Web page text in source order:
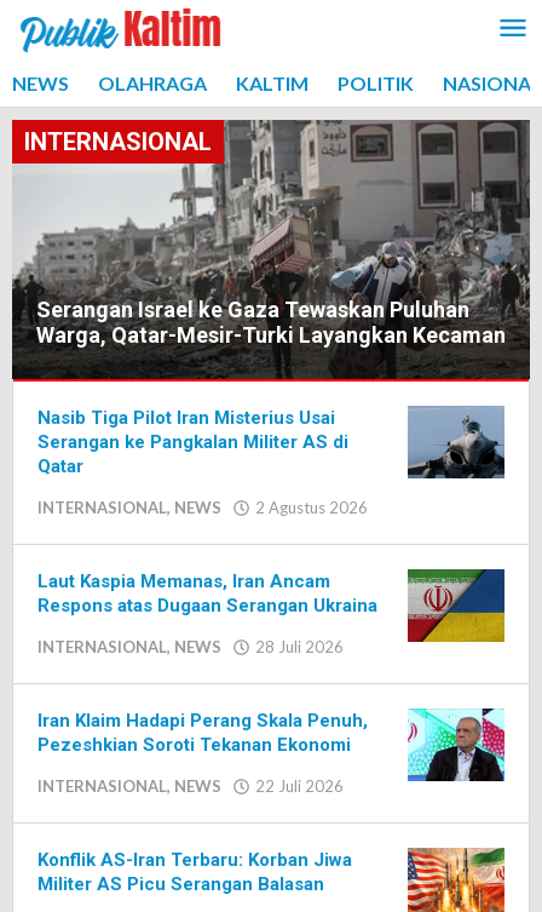
Lewati
konten
NEWS OLAHRAGA KALTIM POLITIK NASIONAL
Serangan Israel ke Gaza Tewaskan Puluhan
Warga, Qatar-Mesir-Turki Layangkan Kecaman
NEWS
2026
INTERNASIONAL
Nasib Tiga Pilot Iran Misterius Usai
Serangan ke Pangkalan Militer AS di
Qatar
INTERNASIONAL, NEWS 2 Agustus 2026
Laut Kaspia Memanas, Iran Ancam
Respons atas Dugaan Serangan Ukraina
INTERNASIONAL, NEWS 28 Juli 2026
Iran Klaim Hadapi Perang Skala Penuh,
Pezeshkian Soroti Tekanan Ekonomi
INTERNASIONAL, NEWS 22 Juli 2026
Konflik AS-Iran Terbaru: Korban Jiwa
Militer AS Picu Serangan Balasan